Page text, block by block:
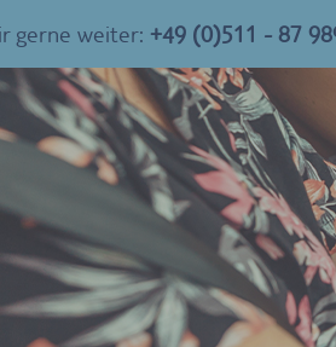
gerne weiter: +49 (0)511 - 87